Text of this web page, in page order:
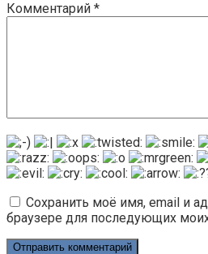
Комментарий *
Сохранить моё имя, email и
браузере для последующих